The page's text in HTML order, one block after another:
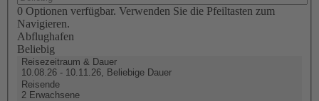
0 Optionen verfügbar. Verwenden Sie die Pfeiltasten zum
Navigieren.
Abflughafen
Beliebig
Reisezeitraum & Dauer
10.08.26 - 10.11.26, Beliebige Dauer
Reisende
2 Erwachsene